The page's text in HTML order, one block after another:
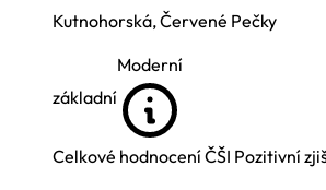
Kutnohorská, Červené Pečky
základní
Moderní
Celkové hodnocení ČŠI Pozitivní